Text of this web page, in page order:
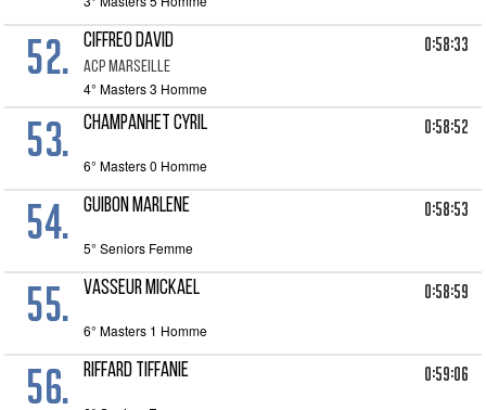
52. CIFFREO David
ACP MARSEILLE
0:58:33
4° Masters 3 Homme
53. CHAMPANHET Cyril 0:58:52
6° Masters 0 Homme
54. GUIBON Marlene 0:58:53
5° Seniors Femme
55. VASSEUR Mickael 0:58:59
6° Masters 1 Homme
56. RIFFARD Tiffanie 0:59:06